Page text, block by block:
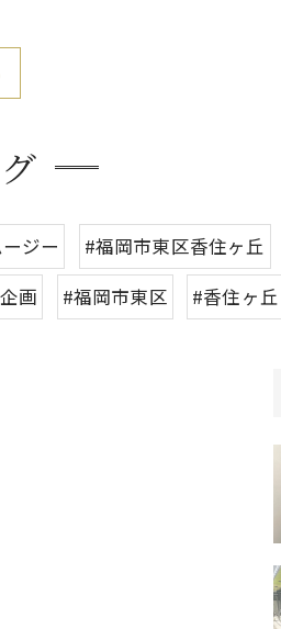
ジー #福岡市東区香住ヶ丘
画 #福岡市東区 #香住ヶ丘